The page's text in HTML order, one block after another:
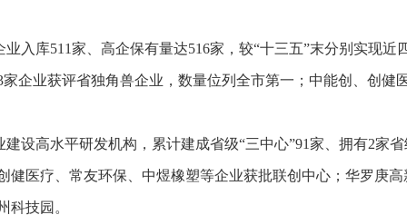
业入库511家、高企保有量达516家，较“十三五”末分别实现近
家企业获评省独角兽企业，数量位列全市第一；中能创、创健
建设高水平研发机构，累计建成省级“三中心”91家、拥有2家
健医疗、常友环保、中煜橡塑等企业获批联创中心；华罗庚
科技园。